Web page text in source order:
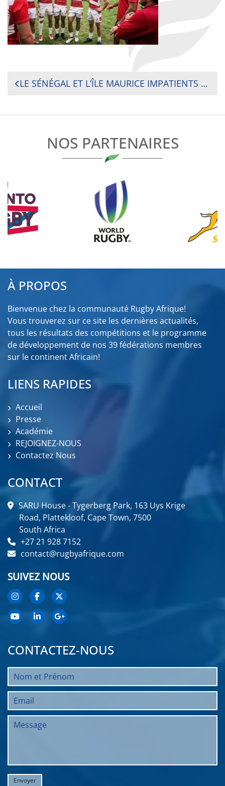
NAVIGATION
LE SÉNÉGAL ET L’ÎLE MAURICE IMPATIENTS DE S’AFFRONTER POUR AVOIR L’OPPORTUNITÉ D’ACCÉDER À LA PHASE DE POULES DE LA RUGBY AFRICA CUP 2020
NOS PARTENAIRES
À PROPOS
Bienvenue chez la communauté Rugby Afrique!
Vous trouverez sur ce site les dernières actualités,
tous les résultats des compétitions et le programme
de développement de nos 39 fédérations membres
sur le continent Africain!
LIENS RAPIDES
Accueil
Presse
Académie
REJOIGNEZ-NOUS
Contactez Nous
CONTACT
SARU House - Tygerberg Park, 163 Uys Krige
Road, Plattekloof, Cape Town, 7500
South Africa
+27 21 928 7152
contact@rugbyafrique.com
SUIVEZ NOUS
CONTACTEZ-NOUS